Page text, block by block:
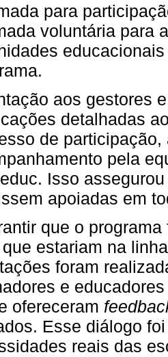
para
voluntária para
aos gestores
detalhadas
de
pela
Isso
apoiadas em
que o
estariam na
foram
e
ofereceram
Esse diálogo
reais das